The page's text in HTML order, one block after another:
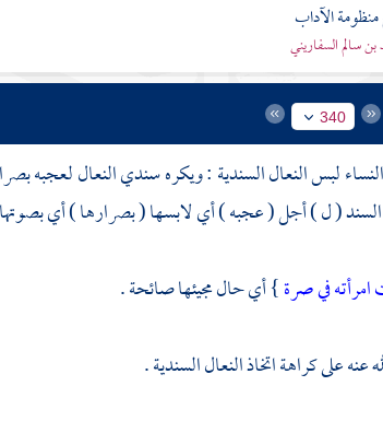
الآداب
سالم السفاريني
340
لبس النعال السندية : ويكره سندي النعال لعجبه
السند( ل ) أجل ( عجبه ) أي لابسها ( بصرارها ) أي
امرأته في صرة} أي حال مجيئها صائحة .
عنه على كراهة اتخاذ النعال السندية .